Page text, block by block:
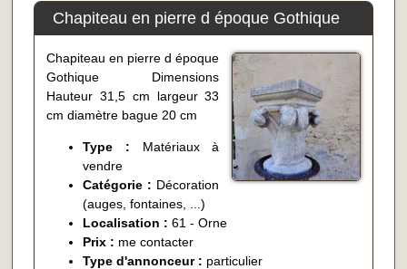
Chapiteau en pierre d époque Gothique
Chapiteau en pierre d époque
Gothique Dimensions
Hauteur 31,5 cm largeur 33
cm diamètre bague 20 cm
Type : Matériaux à
vendre
Catégorie : Décoration
(auges, fontaines, ...)
Localisation :61 - Orne
Prix : me contacter
Type d'annonceur : particulier